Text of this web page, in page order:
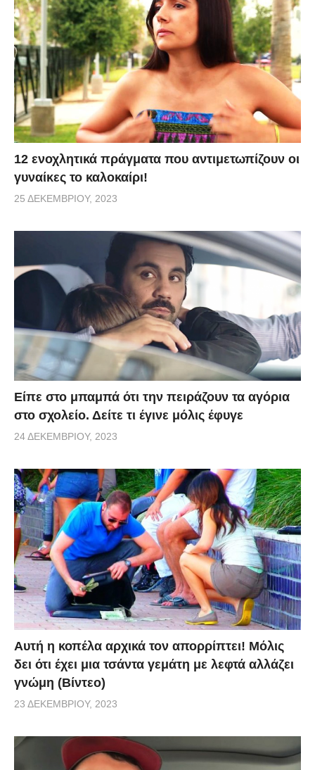
12 ενοχλητικά πράγματα που αντιμετωπίζουν οι
γυναίκες το καλοκαίρι!
25 ΔΕΚΕΜΒΡΊΟΥ, 2023
Είπε στο μπαμπά ότι την πειράζουν τα αγόρια
στο σχολείο. Δείτε τι έγινε μόλις έφυγε
24 ΔΕΚΕΜΒΡΊΟΥ, 2023
Αυτή η κοπέλα αρχικά τον απορρίπτει! Μόλις
δει ότι έχει μια τσάντα γεμάτη με λεφτά αλλάζει
γνώμη (Βίντεο)
23 ΔΕΚΕΜΒΡΊΟΥ, 2023